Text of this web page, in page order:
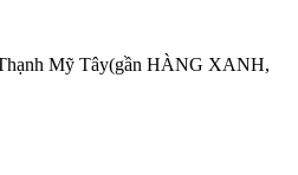
Mỹ Tây(gần HÀNG XANH,